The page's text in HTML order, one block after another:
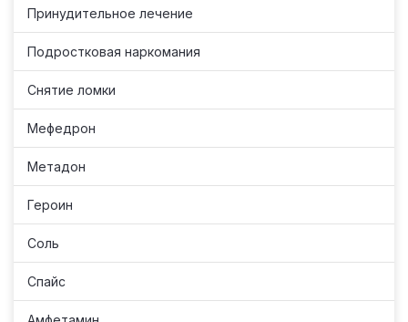
Принудительное лечение
Подростковая наркомания
Снятие ломки
Мефедрон
Метадон
Героин
Соль
Спайс